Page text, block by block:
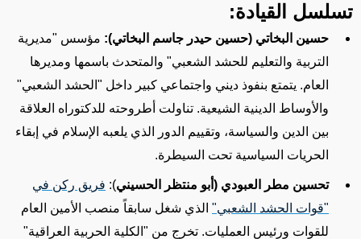
تسلسل القيادة:
حسين البخاتي (حسين حيدر جاسم البخاتي): مؤسس "مديرية
التربية والتعليم للحشد الشعبي" والمتحدث باسمها ومديرها
العام. يتمتع بنفوذ ديني واجتماعي كبير داخل "الحشد الشعبي"
والأوساط الدينية الشيعية. تناولت أطروحته للدكتوراه العلاقة
بين الدين والسياسة، وتقييم الدور الذي يلعبه الإسلام في إبقاء
الحريات السياسية تحت السيطرة.
تحسين مطر العبودي (أبو منتظر الحسيني): فريق ركن في
"قوات الحشد الشعبي" الذي شغل سابقاً منصب الأمين العام
للقوات ورئيس العمليات. تخرج من "الكلية الحربية العراقية"